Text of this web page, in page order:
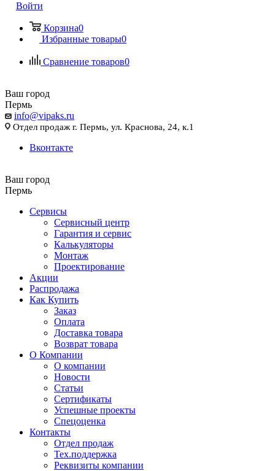
Войти
Корзина0
Избранные товары0
Сравнение товаров0
Ваш город
Пермь
info@vipaks.ru
Отдел продаж г. Пермь, ул. Краснова, 24, к.1
Вконтакте
Ваш город
Пермь
Сервисы
Сервисный центр
Гарантия и сервис
Калькуляторы
Монтаж
Проектирование
Акции
Распродажа
Как Купить
Заказ
Оплата
Доставка товара
Возврат товара
О Компании
О компании
Новости
Статьи
Сертификаты
Успешные проекты
Спецоценка
Контакты
Отдел продаж
Тех.поддержка
Реквизиты компании